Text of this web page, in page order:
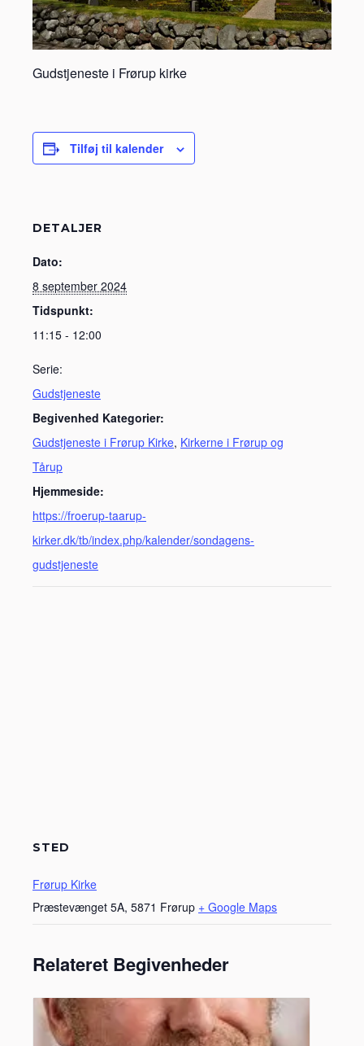
Gudstjeneste i Frørup kirke
Tilføj til kalender
DETALJER
Dato:
8 september 2024
Tidspunkt:
11:15 - 12:00
Serie:
Gudstjeneste
Begivenhed Kategorier:
Gudstjeneste i Frørup Kirke, Kirkerne i Frørup og
Tårup
Hjemmeside:
https://froerup-taarup-
kirker.dk/tb/index.php/kalender/sondagens-
gudstjeneste
STED
Frørup Kirke
Præstevænget 5A, 5871 Frørup + Google Maps
Relateret Begivenheder